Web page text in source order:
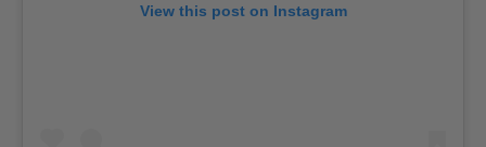
View this post on Instagram